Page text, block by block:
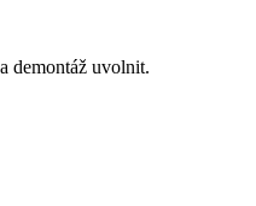
demontáž uvolnit.